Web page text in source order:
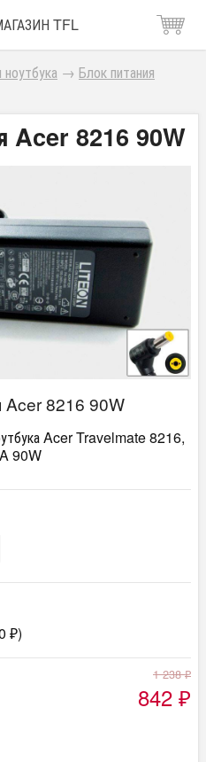
TFL
→ Блок питания
Acer 8216 90W
Acer 8216 90W
Acer Travelmate 8216,
90W
₽)
1 238₽
842 ₽